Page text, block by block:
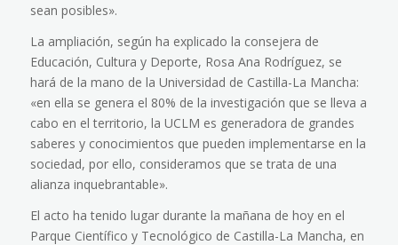
sean posibles».
La ampliación, según ha explicado la consejera de
Educación, Cultura y Deporte, Rosa Ana Rodríguez, se
hará de la mano de la Universidad de Castilla-La Mancha:
«en ella se genera el 80% de la investigación que se lleva a
cabo en el territorio, la UCLM es generadora de grandes
saberes y conocimientos que pueden implementarse en la
sociedad, por ello, consideramos que se trata de una
alianza inquebrantable».
El acto ha tenido lugar durante la mañana de hoy en el
Parque Científico y Tecnológico de Castilla-La Mancha, en